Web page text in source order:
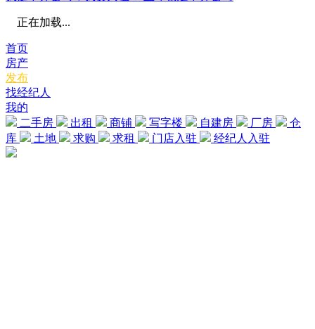
正在加载...
首页
房产
发布
找经纪人
我的
二手房
出租 商铺 写字楼 自建房 厂房
仓
库
土地 求购 求租 门店入驻 经纪人入驻